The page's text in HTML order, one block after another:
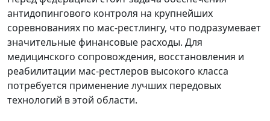
антидопингового контроля на крупнейших
соревнованиях по мас-рестлингу, что подразумевает
значительные финансовые расходы. Для
медицинского сопровождения, восстановления и
реабилитации мас-рестлеров высокого класса
потребуется применение лучших передовых
технологий в этой области.